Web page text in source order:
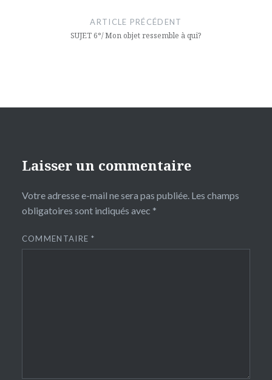
ARTICLE PRÉCÉDENT
SUJET 6°/ Mon objet ressemble à qui?
Laisser un commentaire
Votre adresse e-mail ne sera pas publiée. Les champs
obligatoires sont indiqués avec *
COMMENTAIRE*